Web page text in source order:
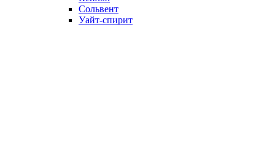
Сольвент
Уайт-спирит